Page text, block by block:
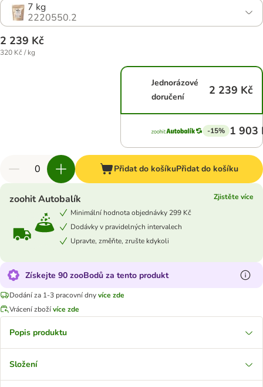
7 kg
2220550.2
2 239 Kč
320 Kč / kg
Jednorázové
doručení
2 239 Kč
-15% 1 903
Přidat do košíkuPřidat do košíku
zoohit Autobalík
Zjistěte více
Minimální hodnota objednávky 299 Kč
Dodávky v pravidelných intervalech
Upravte, změňte, zrušte kdykoli
Získejte 90 zooBodů za tento produkt
Dodání za 1-3 pracovní dnyvíce zde
Vrácení zbožívíce zde
Popis produktu
Složení